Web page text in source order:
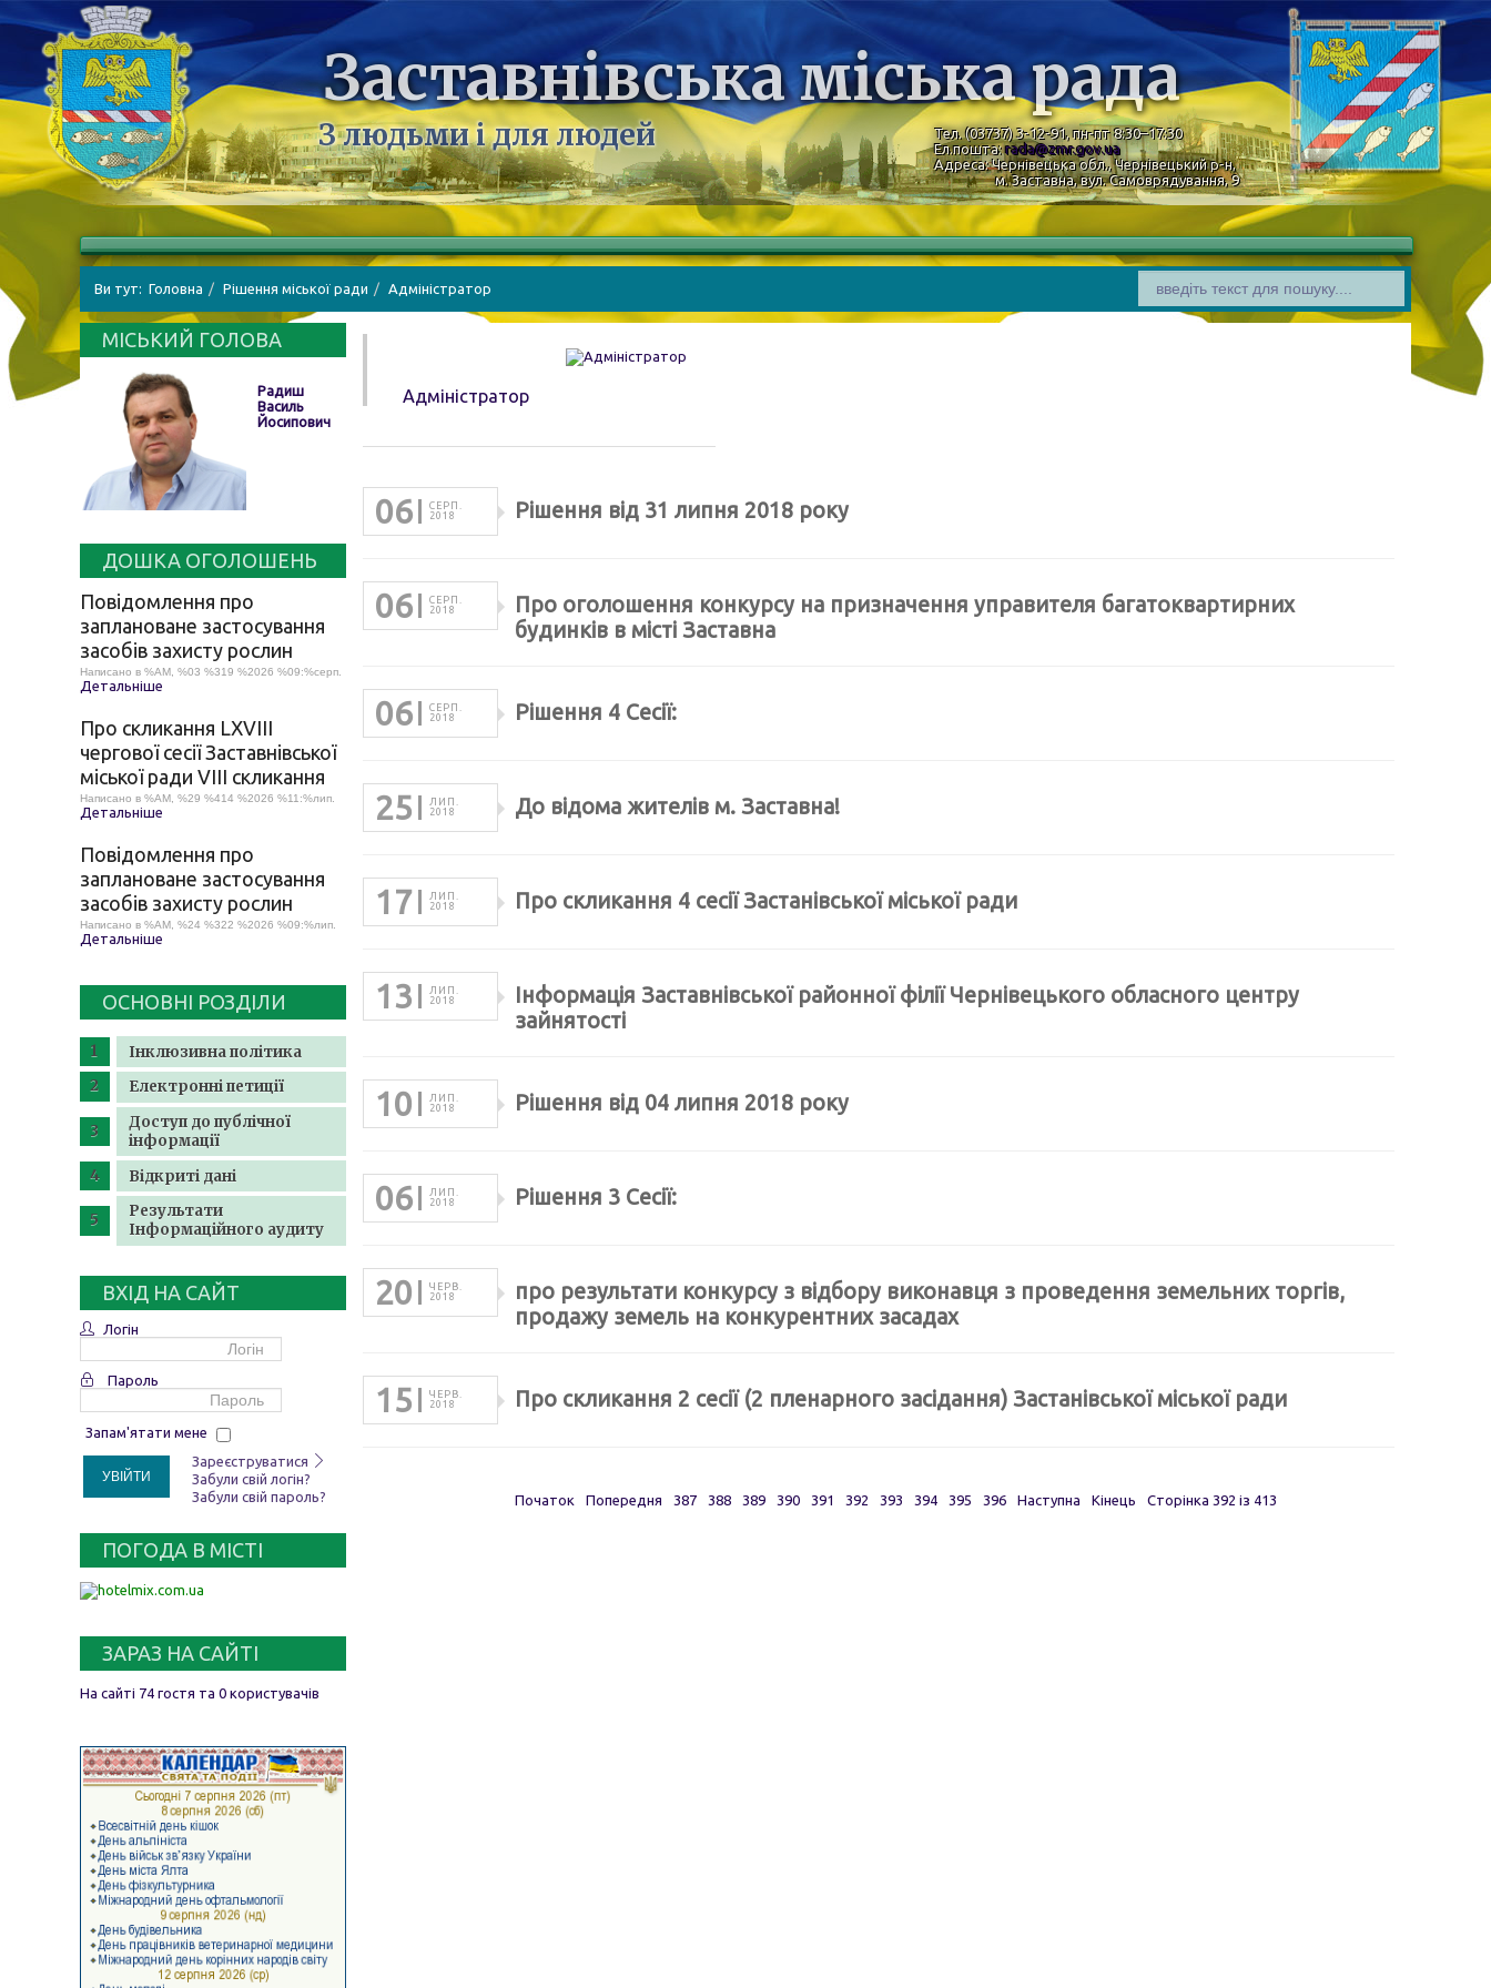
Заставнівська міська рада
З людьми і для людей
Тел. (03737) 3-12-91, пн-пт 8:30–17:30
Ел.пошта:rada@zmr.gov.ua
Адреса: Чернівецька обл., Чернівецький р-н,
м. Заставна, вул. Самоврядування, 9
Ви тут: Головна Рішення міської ради Адміністратор
МІСЬКИЙ ГОЛОВА
Радиш
Василь
Йосипович
ДОШКА ОГОЛОШЕНЬ
Повідомлення про
заплановане застосування
засобів захисту рослин
Написано в %AM, %03 %319 %2026 %09:%серп.
Детальніше
Про скликання LХVІІІ
чергової сесії Заставнівської
міської ради VIII скликання
Написано в %AM, %29 %414 %2026 %11:%лип.
Детальніше
Повідомлення про
заплановане застосування
засобів захисту рослин
Написано в %AM, %24 %322 %2026 %09:%лип.
Детальніше
ОСНОВНІ РОЗДІЛИ
Інклюзивна політика
Електронні петиції
Доступ до публічної
інформації
Відкриті дані
Результати
Інформаційного аудиту
ВХІД НА САЙТ
Логін
Пароль
Запам'ятати мене
УВІЙТИ
Зареєструватися
Забули свій логін?
Забули свій пароль?
ПОГОДА В МІСТІ
ЗАРАЗ НА САЙТІ
На сайті 74 гостя та 0 користувачів
Адміністратор
06
СЕРП.
2018
Рішення від 31 липня 2018 року
06
СЕРП.
2018
Про оголошення конкурсу на призначення управителя багатоквартирних
будинків в місті Заставна
06
СЕРП.
2018
Рішення 4 Сесії:
25
ЛИП.
2018
До відома жителів м. Заставна!
17
ЛИП.
2018
Про скликання 4 сесії Застанівської міської ради
13
ЛИП.
2018
Інформація Заставнівської районної філії Чернівецького обласного центру
зайнятості
10
ЛИП.
2018
Рішення від 04 липня 2018 року
06
ЛИП.
2018
Рішення 3 Сесії:
20
ЧЕРВ.
2018
про результати конкурсу з відбору виконавця з проведення земельних торгів,
продажу земель на конкурентних засадах
15
ЧЕРВ.
2018
Про скликання 2 сесії (2 пленарного засідання) Застанівської міської ради
Початок Попередня 387 388 389 390 391 392 393 394 395 396 Наступна Кінець Сторінка 392 із 413